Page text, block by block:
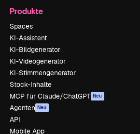
Produkte
Spaces
KI-Assistent
KI-Bildgenerator
KI-Videogenerator
KI-Stimmengenerator
Stock-Inhalte
MCP für Claude/ChatGPT Neu
Agenten Neu
API
Mobile App